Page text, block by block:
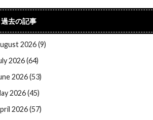
過去の記事
2026 (9)
2026 (64)
2026 (53)
2026 (45)
2026 (57)